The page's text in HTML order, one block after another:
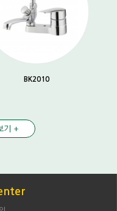
BK2010
기 +